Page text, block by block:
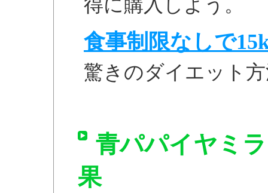
得に購入しよう。
食事制限なしで
驚きのダイエット
青パパイヤミ
果